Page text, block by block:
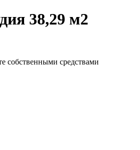
38,29 м2
собственными средствами